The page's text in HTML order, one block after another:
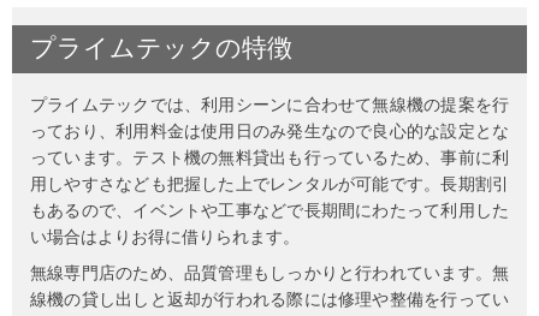
プライムテック の特徴
プライムテックでは、利用シーンに合わせて無線機の提案を行
っており、利用料金は使用日のみ発生なので良心的な設定とな
っています。テスト機の無料貸出も行っているため、事前に利
用しやすさなども把握した上でレンタルが可能です。長期割引
もあるので、イベントや工事などで長期間にわたって利用した
い場合はよりお得に借りられます。
無線専門店のため、品質管理もしっかりと行われています。無
線機の貸し出しと返却が行われる際には修理や整備を行ってい